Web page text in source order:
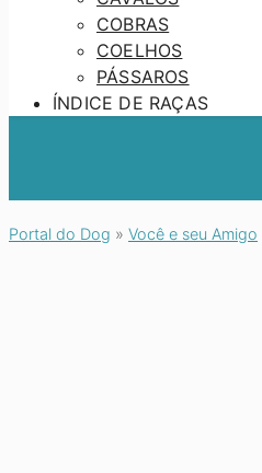
COBRAS
COELHOS
PÁSSAROS
ÍNDICE DE RAÇAS
Portal do Dog » Você e seu Amigo